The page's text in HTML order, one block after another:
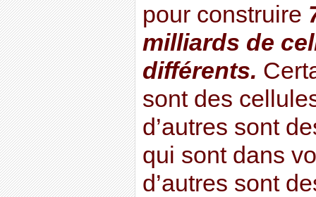
pour construire
milliards de
différents.
sont des
d’autres sont
qui sont dans
d’autres sont